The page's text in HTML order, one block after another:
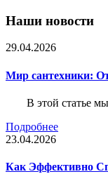
Наши новости
29.04.2026
Мир сантехники:
В этой статье
Подробнее
23.04.2026
Как Эффективно